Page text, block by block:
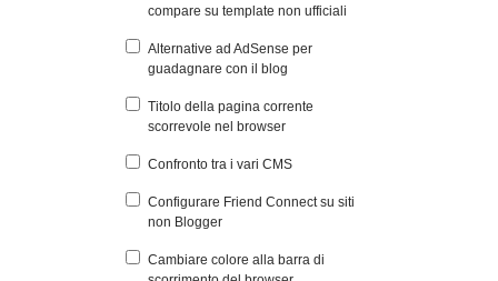
compare su template non ufficiali
Alternative ad AdSense per
guadagnare con il blog
Titolo della pagina corrente
scorrevole nel browser
Confronto tra i vari CMS
Configurare Friend Connect su siti
non Blogger
Cambiare colore alla barra di